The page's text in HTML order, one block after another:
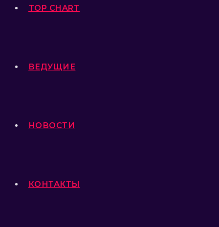
TOP CHART
ВЕДУЩИЕ
НОВОСТИ
КОНТАКТЫ